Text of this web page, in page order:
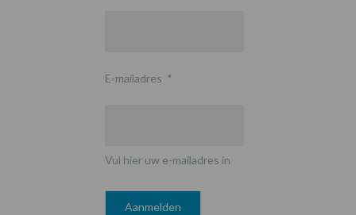
E-mailadres *
Vul hier uw e-mailadres in